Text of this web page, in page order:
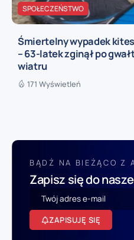
SPOŁECZEŃSTWO
Śmiertelny wypadek
– 63-latek zginął po
wiatru
171 Wyświetleń
BĄDŹ NA BIEŻĄCO Z
Zapisz się do
ZAPISUJĘ SIĘ